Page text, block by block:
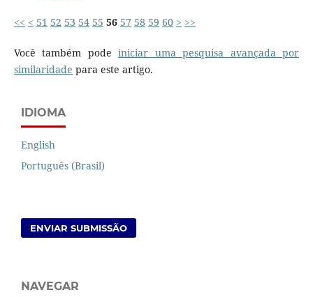
<< < 51 52 53 54 55 56 57 58 59 60 > >>
Você também podeiniciar uma pesquisa avançada por
similaridade para este artigo.
IDIOMA
English
Português (Brasil)
ENVIAR SUBMISSÃO
NAVEGAR